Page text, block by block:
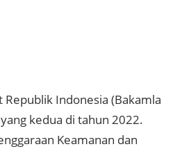
Republik Indonesia (Bakamla
kedua di tahun 2022.
Keamanan dan